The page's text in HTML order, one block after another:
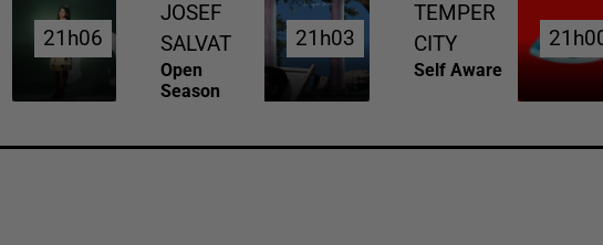
21h06
21h06
JOSEF
SALVAT
Open
Season
21h03
21h03
TEMPER
CITY
Self Aware